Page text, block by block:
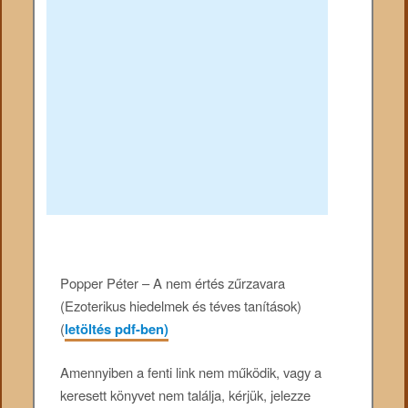
Popper Péter – A nem értés zűrzavara
(Ezoterikus hiedelmek és téves tanítások)
(letöltés pdf-ben)
Amennyiben a fenti link nem működik, vagy a
keresett könyvet nem találja, kérjük, jelezze